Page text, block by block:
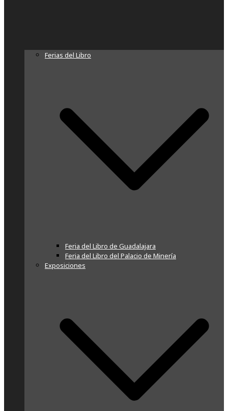
Ferias del Libro
Feria del Libro de Guadalajara
Feria del Libro del Palacio de Minería
Exposiciones